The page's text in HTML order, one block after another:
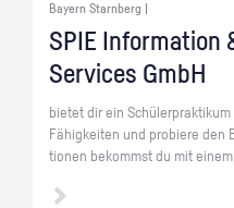
Bayern Starnberg |
SPIE In­for­ma­ti­on
Ser­vices GmbH
bie­tet dir ein
Fä­hig­kei­ten und pro­bie­re
tio­nen be­kommst du mit